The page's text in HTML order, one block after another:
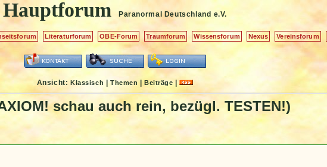
Hauptforum Paranormal Deutschland e.V.
Literaturforum OBE-Forum Traumforum Wissensforum Nexus Vereinsforum
Ansicht:Klassisch |Themen |Beiträge |
schau auch rein, bezügl. TESTEN!)